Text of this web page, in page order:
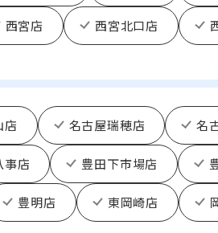
西宮店 西宮北口店
店 名古屋瑞穂店 名
事店 豊田下市場店
豊明店 東岡崎店